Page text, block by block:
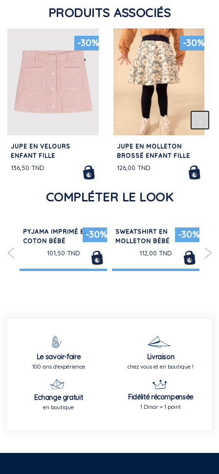
PRODUITS ASSOCIÉS
-30%
JUPE EN VELOURS
ENFANT FILLE
136,50 TND
-30%
JUPE EN MOLLETON
BROSSÉ ENFANT FILLE
126,00 TND
COMPLÉTER LE LOOK
-30%
PYJAMA IMPRIMÉ EN
COTON BÉBÉ
101,50 TND
-30%
SWEATSHIRT EN
MOLLETON BÉBÉ
112,00 TND
Le savoir-faire
100 ans d'expérience
Livraison
chez vous et en boutique !
Echange gratuit
en boutique
Fidélité récompensée
1 Dinar = 1 point